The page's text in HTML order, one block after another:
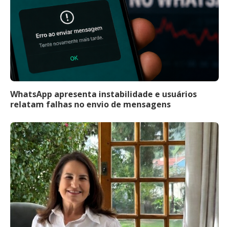
WhatsApp apresenta instabilidade e usuários
relatam falhas no envio de mensagens